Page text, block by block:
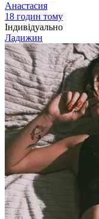
Анастасия
18 годин тому
Індивідуально
Ладижин